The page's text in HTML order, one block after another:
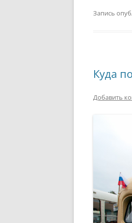
Запись
Куда
Добавить